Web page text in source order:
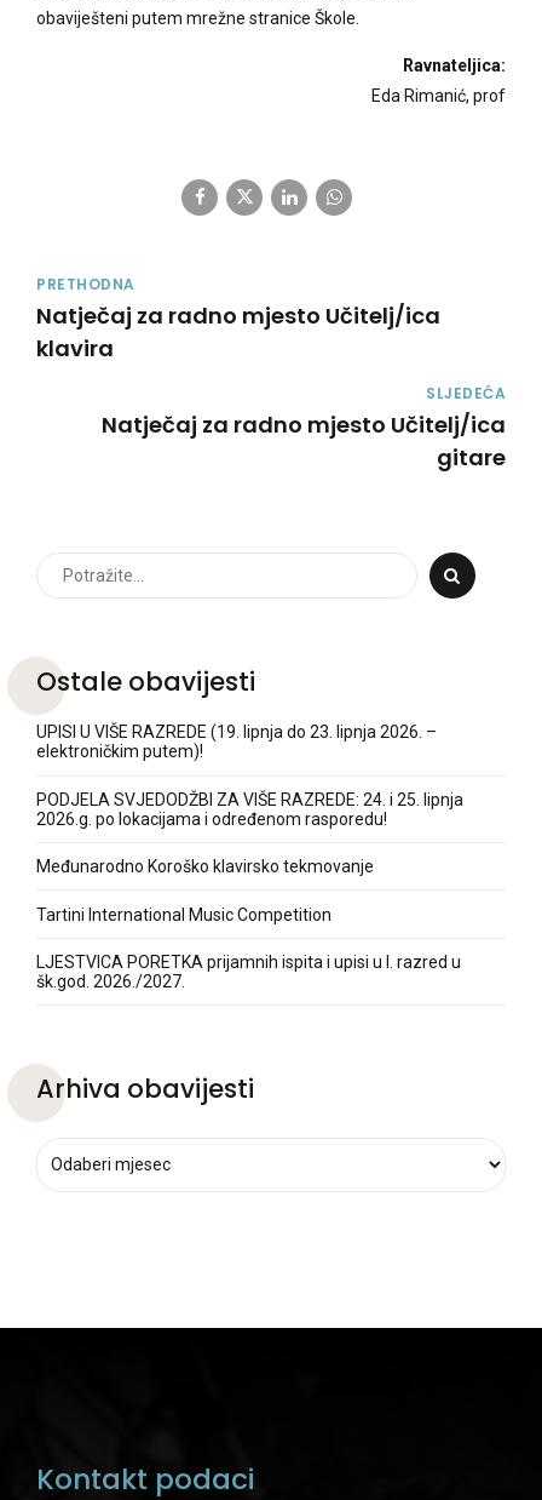
obaviješteni putem mrežne stranice Škole.
Ravnateljica:
Eda Rimanić, prof
PRETHODNA
Natječaj za radno mjesto Učitelj/ica
klavira
SLJEDEĆA
Natječaj za radno mjesto Učitelj/ica
gitare
Ostale obavijesti
UPISI U VIŠE RAZREDE (19. lipnja do 23. lipnja 2026. –
elektroničkim putem)!
PODJELA SVJEDODŽBI ZA VIŠE RAZREDE: 24. i 25. lipnja
2026.g. po lokacijama i određenom rasporedu!
Međunarodno Koroško klavirsko tekmovanje
Tartini International Music Competition
LJESTVICA PORETKA prijamnih ispita i upisi u I. razred u
šk.god. 2026./2027.
Arhiva obavijesti
Kontakt podaci